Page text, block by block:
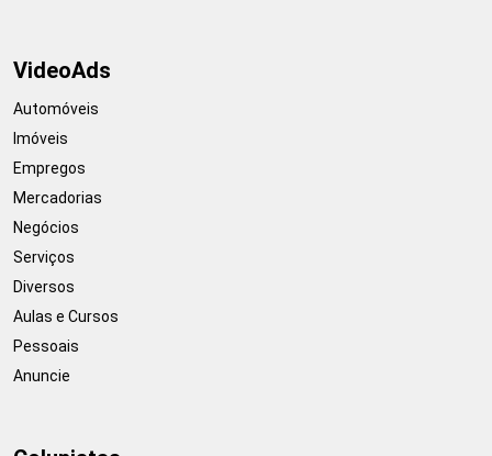
VideoAds
Automóveis
Imóveis
Empregos
Mercadorias
Negócios
Serviços
Diversos
Aulas e Cursos
Pessoais
Anuncie